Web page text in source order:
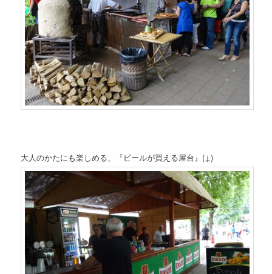
大人のかたにも楽しめる、『ビールが買える屋台』(↓)